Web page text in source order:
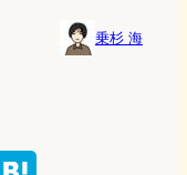
乗杉 海